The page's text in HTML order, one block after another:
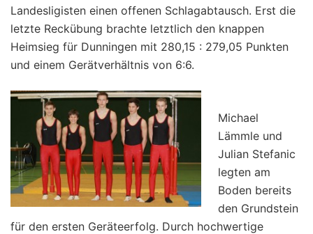
Landesligisten einen offenen Schlagabtausch. Erst die
letzte Reckübung brachte letztlich den knappen
Heimsieg für Dunningen mit 280,15 : 279,05 Punkten
und einem Gerätverhältnis von 6:6.
Michael
Lämmle und
Julian Stefanic
legten am
Boden bereits
den Grundstein
für den ersten Geräteerfolg. Durch hochwertige